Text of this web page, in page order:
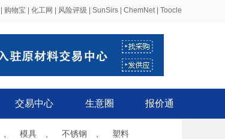
购物宝 化工网 风险评级 SunSirs ChemNet| Toocle
交易中心 生意圈 报价通
模具 不锈钢 塑料